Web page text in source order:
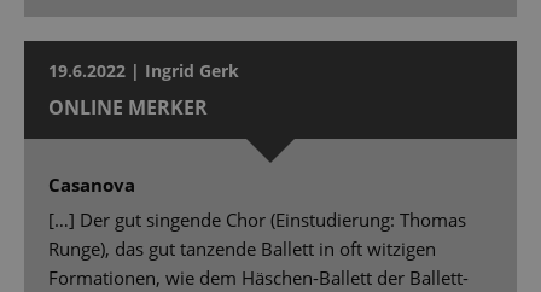
19.6.2022 | Ingrid Gerk
ONLINE MERKER
Casanova
[…] Der gut singende Chor (Einstudierung: Thomas
Runge), das gut tanzende Ballett in oft witzigen
Formationen, wie dem Häschen-Ballett der Ballett-